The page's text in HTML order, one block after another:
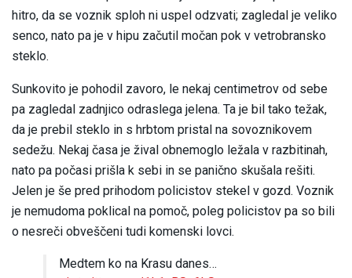
hitro, da se voznik sploh ni uspel odzvati; zagledal je veliko
senco, nato pa je v hipu začutil močan pok v vetrobransko
steklo.
Sunkovito je pohodil zavoro, le nekaj centimetrov od sebe
pa zagledal zadnjico odraslega jelena. Ta je bil tako težak,
da je prebil steklo in s hrbtom pristal na sovoznikovem
sedežu. Nekaj časa je žival obnemoglo ležala v razbitinah,
nato pa počasi prišla k sebi in se panično skušala rešiti.
Jelen je še pred prihodom policistov stekel v gozd. Voznik
je nemudoma poklical na pomoč, poleg policistov pa so bili
o nesreči obveščeni tudi komenski lovci.
Medtem ko na Krasu danes…